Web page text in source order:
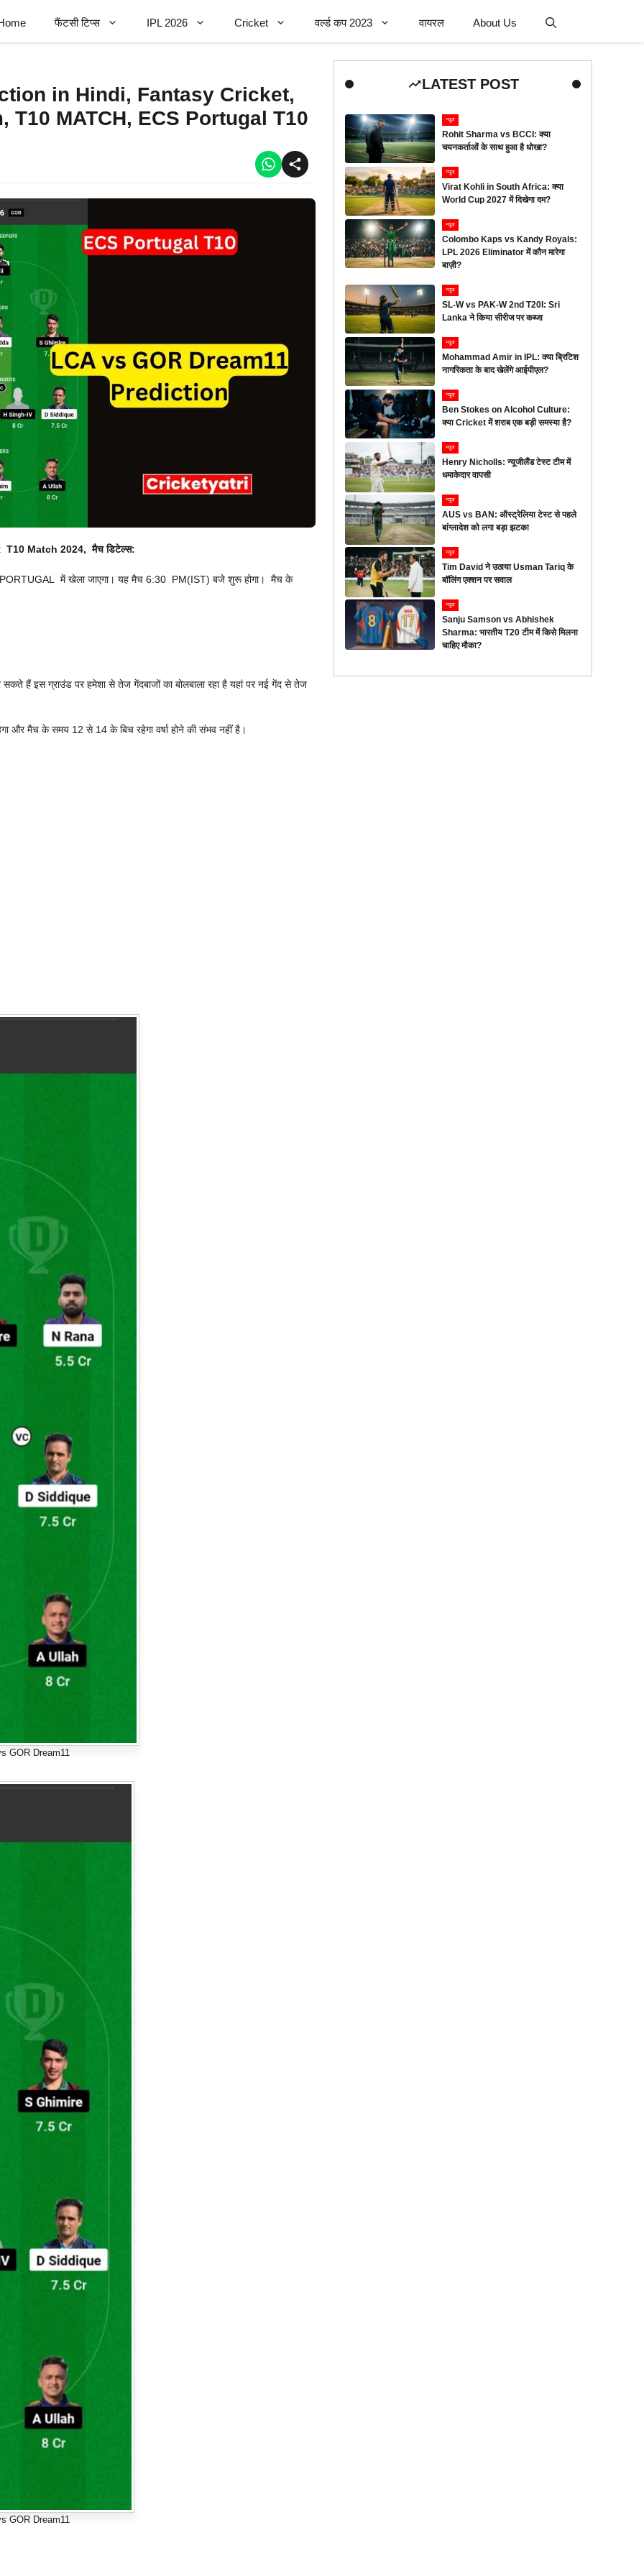
फैंटसी टिप्स IPL 2026 Cricket वर्ल्ड कप 2023 वायरल About Us
in Hindi, Fantasy Cricket,
T10 MATCH, ECS Portugal T10
T10 Match 2024, मैच डिटेल्स:
में खेला जाएगा। यह मैच 6:30 PM(IST) बजे शुरू होगा। मैच के
हैं इस ग्राउंड पर हमेशा से तेज गेंदबाजों का बोलबाला रहा है यहां पर नई गेंद से तेज
और मैच के समय 12 से 14 के बिच रहेगा वर्षा होने की संभव नहीं है।
GOR Dream11
GOR Dream11
LATEST POST
न्यूज
Rohit Sharma vs BCCI: क्या
चयनकर्ताओं के साथ हुआ है धोखा?
न्यूज
Virat Kohli in South Africa: क्या
World Cup 2027 में दिखेगा दम?
न्यूज
Colombo Kaps vs Kandy Royals:
LPL 2026 Eliminator में कौन मारेगा
बाज़ी?
न्यूज
SL-W vs PAK-W 2nd T20I: Sri
Lanka ने किया सीरीज पर कब्जा
न्यूज
Mohammad Amir in IPL: क्या ब्रिटिश
नागरिकता के बाद खेलेंगे आईपीएल?
न्यूज
Ben Stokes on Alcohol Culture:
क्या Cricket में शराब एक बड़ी समस्या है?
न्यूज
Henry Nicholls: न्यूजीलैंड टेस्ट टीम में
धमाकेदार वापसी
न्यूज
AUS vs BAN: ऑस्ट्रेलिया टेस्ट से पहले
बांग्लादेश को लगा बड़ा झटका
न्यूज
Tim David ने उठाया Usman Tariq के
बॉलिंग एक्शन पर सवाल
न्यूज
Sanju Samson vs Abhishek
Sharma: भारतीय T20 टीम में किसे मिलना
चाहिए मौका?